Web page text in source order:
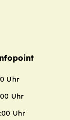
Uhr
Uhr
Uhr